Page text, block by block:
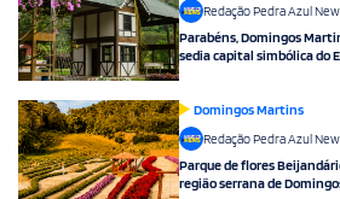
Redação Pedra Azul
Parabéns, Domingos
sedia capital simbólica do
Domingos Martins
Redação Pedra Azul
Parque de flores
região serrana de